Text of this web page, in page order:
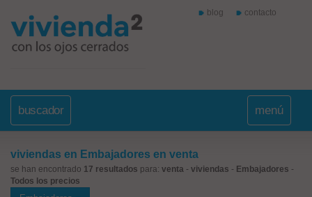
blog contacto
buscador menú
viviendas en Embajadores en venta
se han encontrado 17 resultados para: venta - viviendas - Embajadores -
Todos los precios